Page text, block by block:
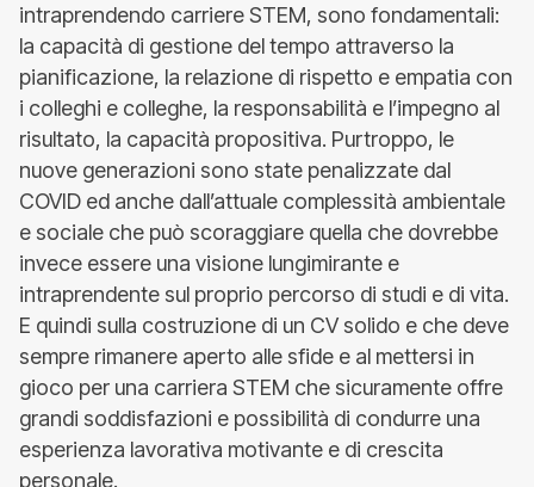
intraprendendo carriere STEM, sono fondamentali:
la capacità di gestione del tempo attraverso la
pianificazione, la relazione di rispetto e empatia con
i colleghi e colleghe, la responsabilità e l’impegno al
risultato, la capacità propositiva. Purtroppo, le
nuove generazioni sono state penalizzate dal
COVID ed anche dall’attuale complessità ambientale
e sociale che può scoraggiare quella che dovrebbe
invece essere una visione lungimirante e
intraprendente sul proprio percorso di studi e di vita.
E quindi sulla costruzione di un CV solido e che deve
sempre rimanere aperto alle sfide e al mettersi in
gioco per una carriera STEM che sicuramente offre
grandi soddisfazioni e possibilità di condurre una
esperienza lavorativa motivante e di crescita
personale.